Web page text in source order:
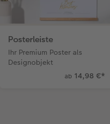
Posterleiste
Ihr Premium Poster als
Designobjekt
ab 14,98 €*